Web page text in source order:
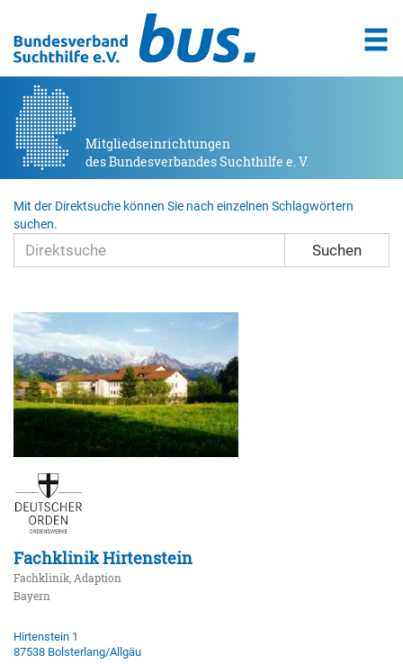
Mitgliedseinrichtungen
des Bundesverbandes Suchthilfe e. V.
Mit der Direktsuche können Sie nach einzelnen Schlagwörtern
suchen.
Suchen
Fachklinik Hirtenstein
Fachklinik, Adaption
Bayern
Hirtenstein 1
87538 Bolsterlang/Allgäu